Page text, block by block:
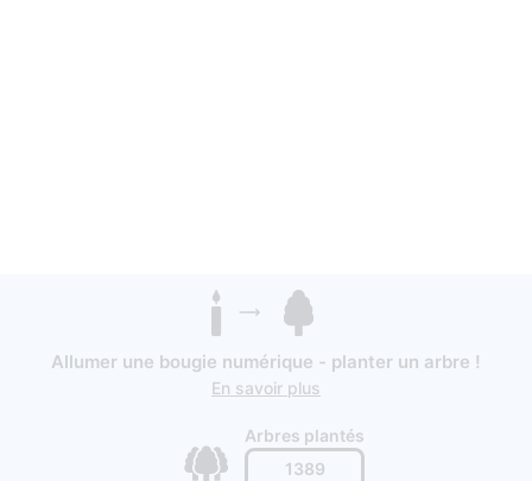
Allumer une bougie numérique - planter un arbre !
En savoir plus
Arbres plantés
1389